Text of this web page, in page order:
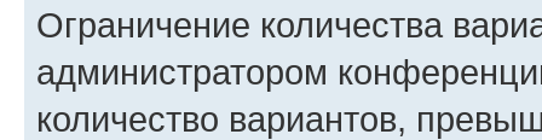
Ограничение количества
администратором
количество вариантов,